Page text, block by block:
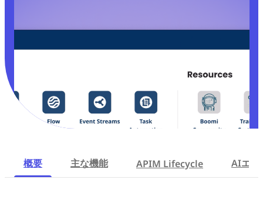
概要 主な機能 APIM Lifecycle AIエー